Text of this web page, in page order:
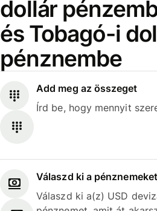
dollár
és Tobagó-i
pénznembe
Add meg az összeget
Írd be, hogy mennyit
Válaszd ki a pénznemeket
Válaszd ki a(z) USD